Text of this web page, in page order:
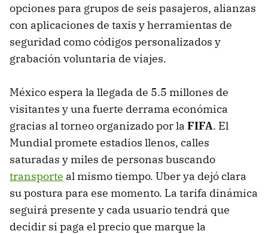
opciones para grupos de seis pasajeros, alianzas
con aplicaciones de taxis y herramientas de
seguridad como códigos personalizados y
grabación voluntaria de viajes.
México espera la llegada de 5.5 millones de
visitantes y una fuerte derrama económica
gracias al torneo organizado por la FIFA. El
Mundial promete estadios llenos, calles
saturadas y miles de personas buscando
transporte al mismo tiempo. Uber ya dejó clara
su postura para ese momento. La tarifa dinámica
seguirá presente y cada usuario tendrá que
decidir si paga el precio que marque la